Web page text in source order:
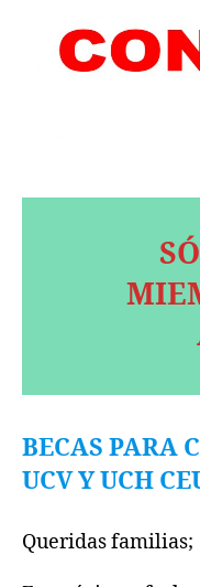
BECAS PARA
UCV Y UCH
Queridas familias;